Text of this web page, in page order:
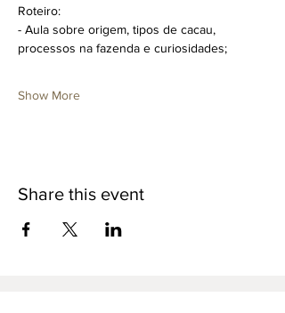
Roteiro:
- Aula sobre origem, tipos de cacau,
processos na fazenda e curiosidades;
Show More
Share this event